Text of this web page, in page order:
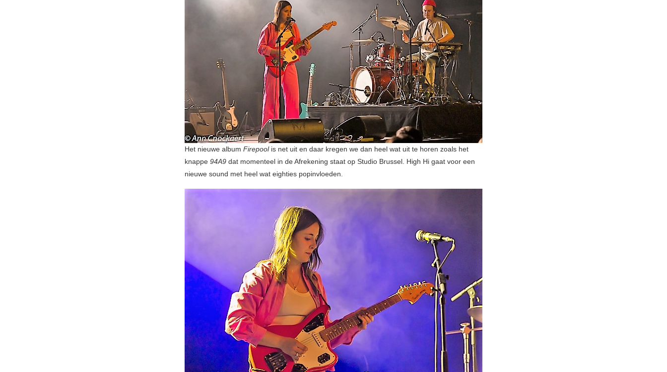
Het nieuwe album Firepoolis net uit en daar kregen we dan heel wat uit te horen zoals het
knappe 94A9 dat momenteel in de Afrekening staat op Studio Brussel. High Hi gaat voor een
nieuwe sound met heel wat eighties popinvloeden.